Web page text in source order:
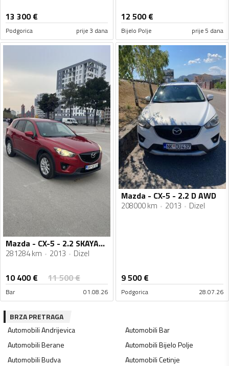
13 300€
Podgorica prije 3 dana
12 500€
Bijelo Polje prije 5 dana
Mazda - CX-5 - 2.2 SKAYAKTIV-D
281284 km 2013 Dizel
10 400€ 11 500€
Bar 01.08.26
Mazda - CX-5 - 2.2 D AWD
208000 km 2013 Dizel
9 500€
Podgorica 28.07.26
BRZA PRETRAGA
AutomobiliAndrijevica AutomobiliBar
AutomobiliBerane AutomobiliBijelo Polje
AutomobiliBudva AutomobiliCetinje